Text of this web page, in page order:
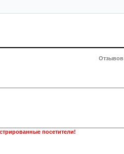
Отзывов
посетители!